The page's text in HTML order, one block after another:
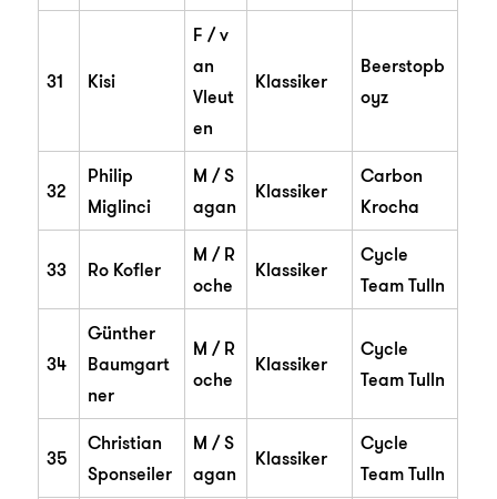
31 Kisi
F / v
an
Vleut
en
Klassiker
Beerstopb
oyz
32
Philip
Miglinci
M / S
agan
Klassiker
Carbon
Krocha
33 Ro Kofler
M / R
oche
Klassiker
Cycle
Team Tulln
34
Günther
Baumgart
ner
M / R
oche
Klassiker
Cycle
Team Tulln
35
Christian
Sponseiler
M / S
agan
Klassiker
Cycle
Team Tulln